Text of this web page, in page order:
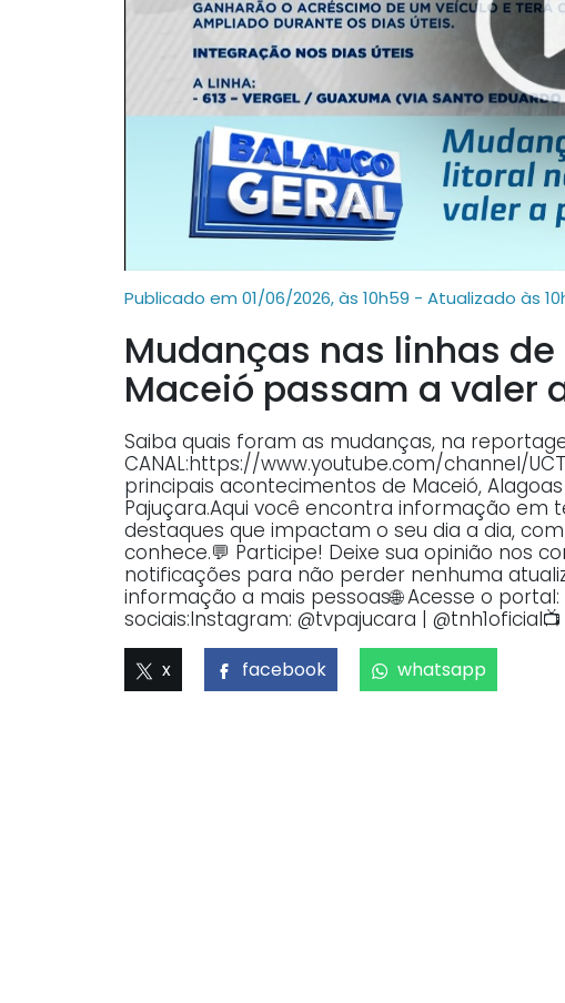
Publicado em 01/06/2026, às 10h59 - Atualizado às
Mudanças nas linhas
Maceió passam a valer
Saiba quais foram as mudanças, na
CANAL:https://www.youtube.com/channel/
principais acontecimentos de Maceió,
Pajuçara.Aqui você encontra informação em
destaques que impactam o seu dia a dia,
conhece.💬 Participe! Deixe sua opinião nos
notificações para não perder nenhuma
informação a mais pessoas🌐 Acesse o
sociais:Instagram: @tvpajucara | @tnh1oficial📺
x facebook whatsapp